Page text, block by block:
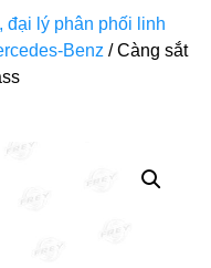
đại lý phân phối linh
Benz / Càng sắt